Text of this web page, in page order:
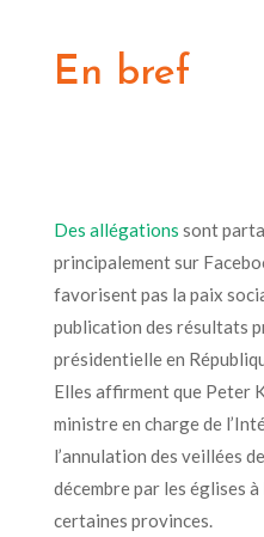
En bref
Des allégations sont
principalement sur
favorisent pas la paix
publication des résultats
présidentielle en
Elles affirment que Peter
ministre en charge de
l’annulation des veillées
décembre par les églises
certaines provinces.